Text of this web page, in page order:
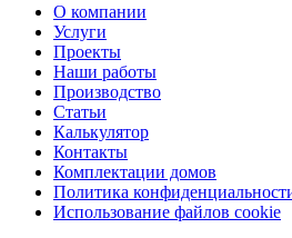
О компании
Услуги
Проекты
Наши работы
Производство
Статьи
Калькулятор
Контакты
Комплектации домов
Политика
Использование файлов cookie